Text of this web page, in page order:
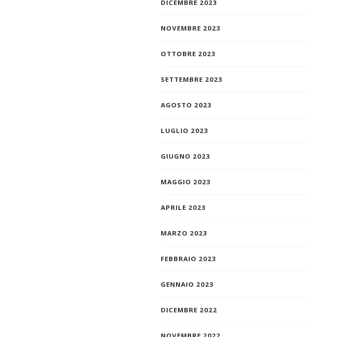
DICEMBRE 2023
NOVEMBRE 2023
OTTOBRE 2023
SETTEMBRE 2023
AGOSTO 2023
LUGLIO 2023
GIUGNO 2023
MAGGIO 2023
APRILE 2023
MARZO 2023
FEBBRAIO 2023
GENNAIO 2023
DICEMBRE 2022